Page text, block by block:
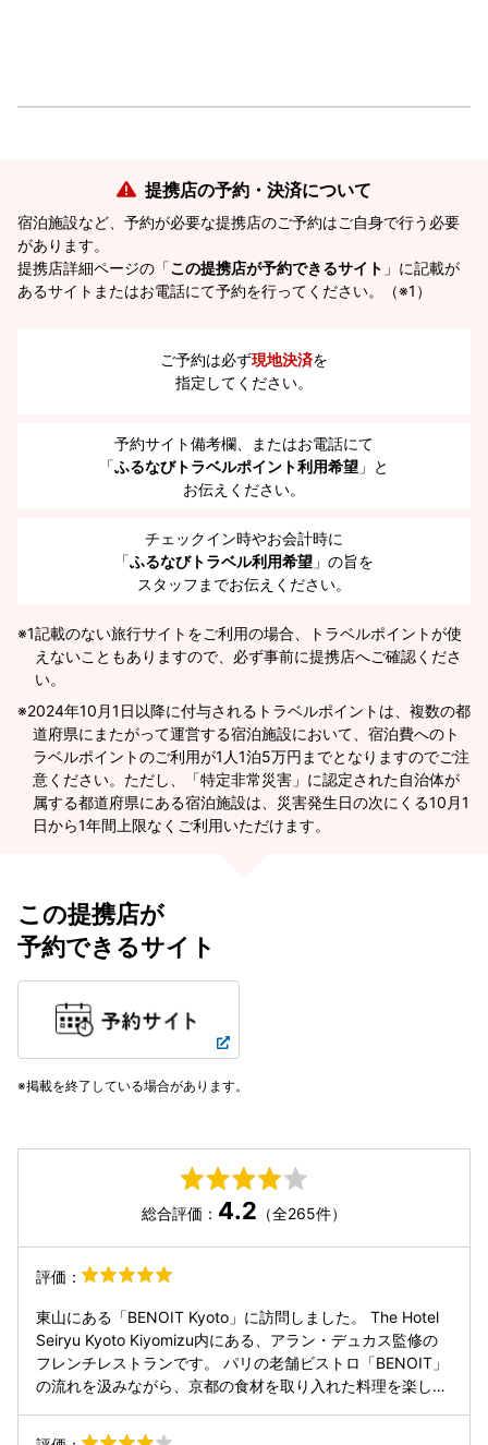
提携店の予約・決済について
宿泊施設など、予約が必要な提携店のご予約はご自身で行う必要
があります。
提携店詳細ページの「この提携店が予約できるサイト 」に記載が
あるサイトまたはお電話にて予約を行ってください。（※1）
ご予約は必ず現地決済を
指定してください。
予約サイト備考欄、またはお電話にて
「ふるなびトラベルポイント利用希望 」と
お伝えください。
チェックイン時やお会計時に
「ふるなびトラベル利用希望 」の旨を
スタッフまでお伝えください。
※1記載のない旅行サイトをご利用の場合、トラベルポイントが使
えないこともありますので、必ず事前に提携店へご確認くださ
い。
2024年10月1日以降に付与されるトラベルポイントは、複数の都
道府県にまたがって運営する宿泊施設において、宿泊費へのト
ラベルポイントのご利用が1人1泊5万円までとなりますのでご注
意ください。ただし、「特定非常災害」に認定された自治体が
属する都道府県にある宿泊施設は、災害発生日の次にくる10月1
日から1年間上限なくご利用いただけます。
この提携店が
予約できるサイト
掲載を終了している場合があります。
総合評価： 4.2 （全265件）
評価：
東山にある「BENOIT Kyoto」に訪問しました。 The Hotel
Seiryu Kyoto Kiyomizu内にある、アラン・デュカス監修の
フレンチレストランです。 パリの老舗ビストロ「BENOIT」
の流れを汲みながら、京都の食材を取り入れた料理を楽しめ
き、開放感のある雰囲気も印象的でした。 〈 注文 〉 ・【ラ